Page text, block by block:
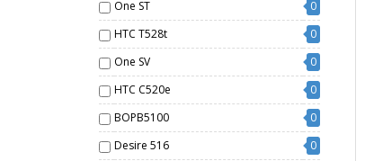
One ST
0
HTC T528t
0
One SV
0
HTC C520e
0
BOPB5100
0
Desire 516
0